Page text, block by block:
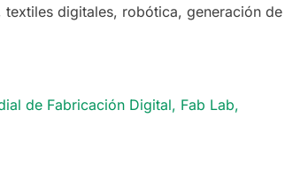
digitales, robótica, generación de
de Fabricación Digital, Fab Lab,